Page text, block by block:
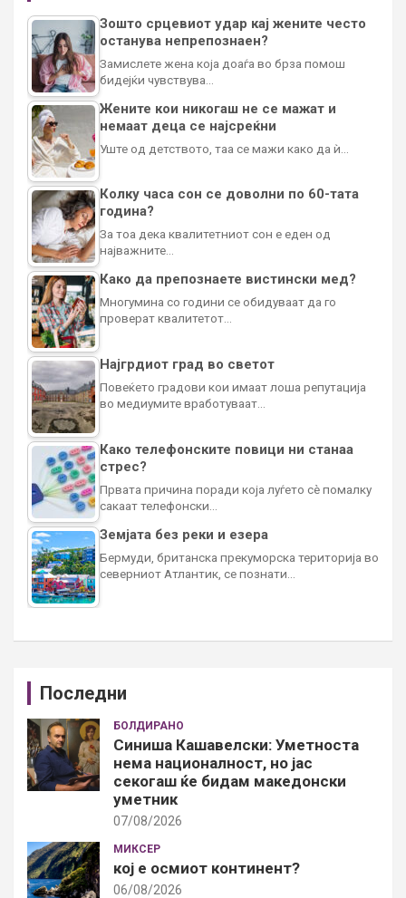
Зошто срцевиот удар кај жените често
останува непрепознаен?
Замислете жена која доаѓа во брза помош
бидејќи чувствува…
Жените кои никогаш не се мажат и
немаат деца се најсреќни
Уште од детството, таа се мажи како да ѝ…
Колку часа сон се доволни по 60-тата
година?
За тоа дека квалитетниот сон е еден од
најважните…
Како да препознаете вистински мед?
Многумина со години се обидуваат да го
проверат квалитетот…
Најгрдиот град во светот
Повеќето градови кои имаат лоша репутација
во медиумите вработуваат…
Како телефонските повици ни станаа
стрес?
Првата причина поради која луѓето сè помалку
сакаат телефонски…
Земјата без реки и езера
Бермуди, британска прекуморска територија во
северниот Атлантик, се познати…
Последни
БОЛДИРАНО
Синиша Кашавелски: Уметноста
нема националност, но јас
секогаш ќе бидам македонски
уметник
07/08/2026
МИКСЕР
кој е осмиот континент?
06/08/2026